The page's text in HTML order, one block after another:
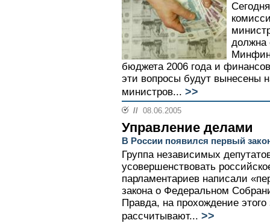
должна
бюджета 2006 года и
эти вопросы будут вынесены
министров... >>
// 08.06.2005
Управление делами
В России появился первый
Группа независимых
усовершенствовать
парламентариев написали
закона о Федеральном
Правда, на прохождение
рассчитывают... >>